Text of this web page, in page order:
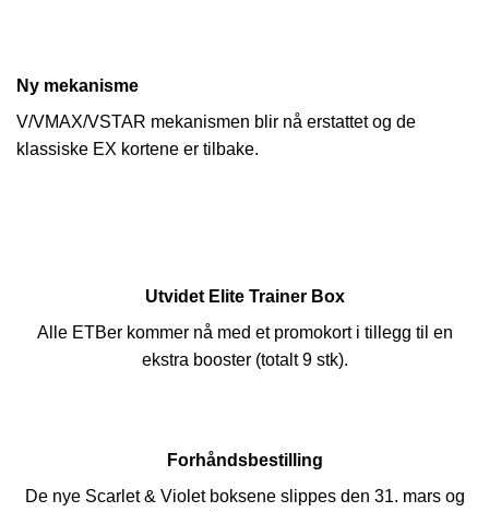
Ny mekanisme
V/VMAX/VSTAR mekanismen blir nå erstattet og de
klassiske EX kortene er tilbake.
Utvidet Elite Trainer Box
Alle ETBer kommer nå med et promokort i tillegg til en
ekstra booster (totalt 9 stk).
Forhåndsbestilling
De nye Scarlet & Violet boksene slippes den 31. mars og